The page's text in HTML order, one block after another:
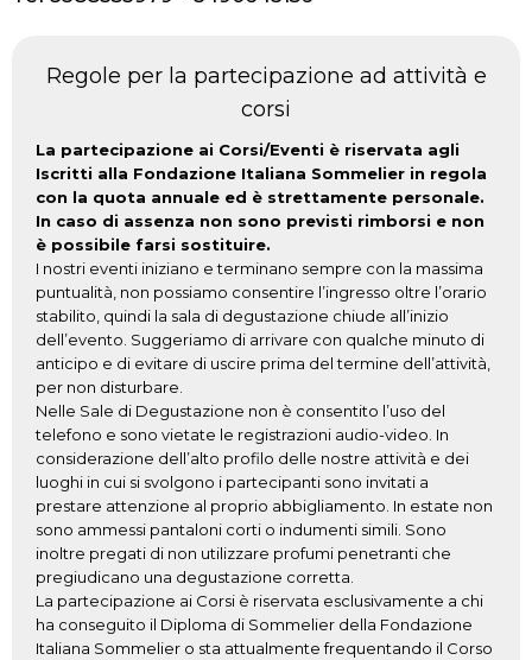
Regole per la partecipazione ad attività e
corsi
La partecipazione ai Corsi/Eventi è riservata agli
Iscritti alla Fondazione Italiana Sommelier in regola
con la quota annuale ed è strettamente personale.
In caso di assenza non sono previsti rimborsi e non
è possibile farsi sostituire.
I nostri eventi iniziano e terminano sempre con la massima
puntualità, non possiamo consentire l’ingresso oltre l’orario
stabilito, quindi la sala di degustazione chiude all’inizio
dell’evento. Suggeriamo di arrivare con qualche minuto di
anticipo e di evitare di uscire prima del termine dell’attività,
per non disturbare.
Nelle Sale di Degustazione non è consentito l’uso del
telefono e sono vietate le registrazioni audio-video. In
considerazione dell’alto profilo delle nostre attività e dei
luoghi in cui si svolgono i partecipanti sono invitati a
prestare attenzione al proprio abbigliamento. In estate non
sono ammessi pantaloni corti o indumenti simili. Sono
inoltre pregati di non utilizzare profumi penetranti che
pregiudicano una degustazione corretta.
La partecipazione ai Corsi è riservata esclusivamente a chi
ha conseguito il Diploma di Sommelier della Fondazione
Italiana Sommelier o sta attualmente frequentando il Corso